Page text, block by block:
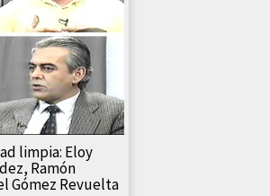
limpia: Eloy
Ramón
Gómez Revuelta